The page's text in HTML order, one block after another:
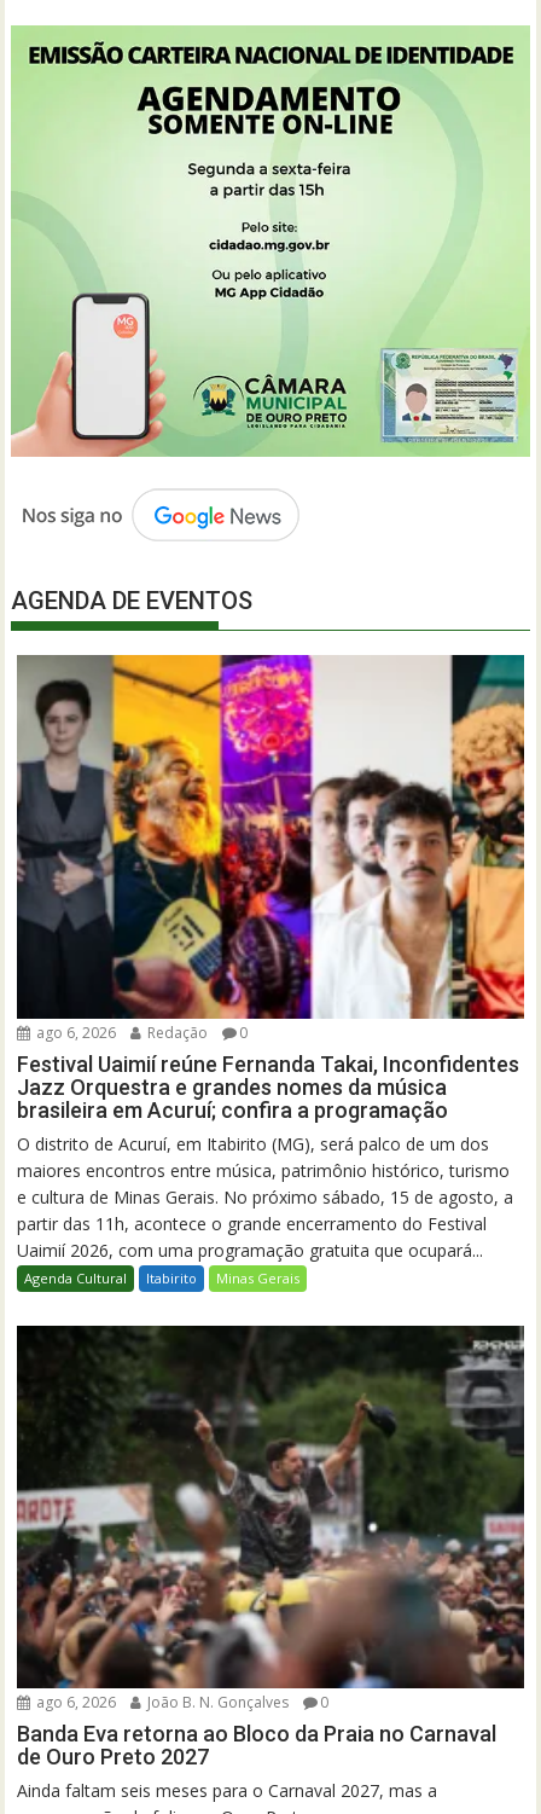
AGENDA DE EVENTOS
ago 6, 2026 Redação 0
Festival Uaimií reúne Fernanda Takai, Inconfidentes
Jazz Orquestra e grandes nomes da música
brasileira em Acuruí; confira a programação
O distrito de Acuruí, em Itabirito (MG), será palco de um dos
maiores encontros entre música, patrimônio histórico, turismo
e cultura de Minas Gerais. No próximo sábado, 15 de agosto, a
partir das 11h, acontece o grande encerramento do Festival
Uaimií 2026, com uma programação gratuita que ocupará...
Agenda Cultural Itabirito Minas Gerais
ago 6, 2026 João B. N. Gonçalves 0
Banda Eva retorna ao Bloco da Praia no Carnaval
de Ouro Preto 2027
Ainda faltam seis meses para o Carnaval 2027, mas a